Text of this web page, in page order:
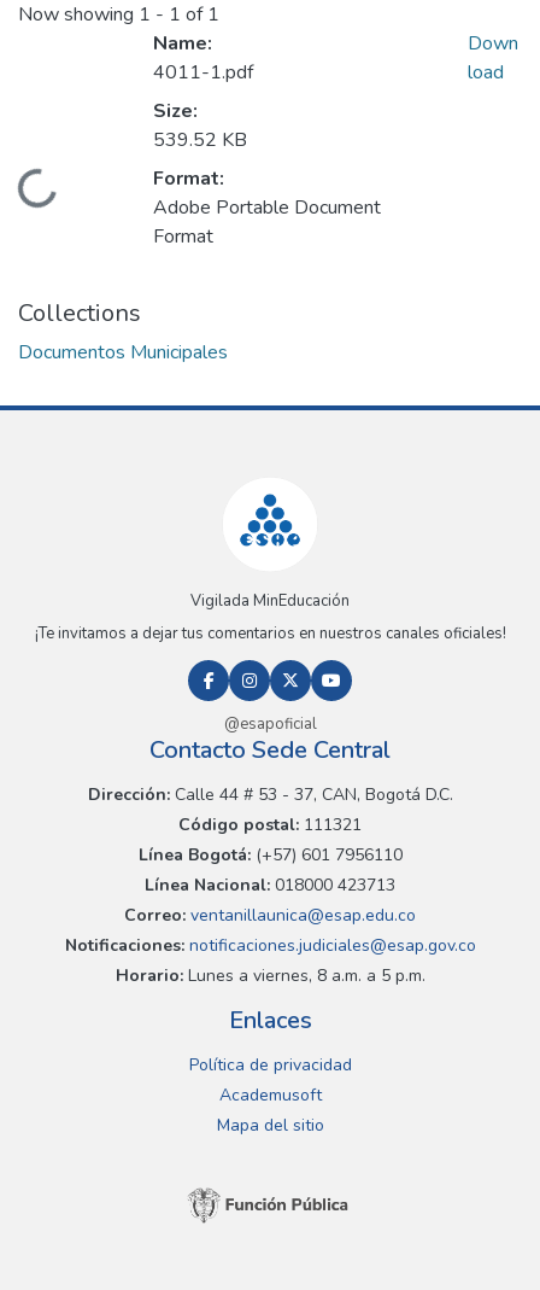
Now showing 1 - 1 of 1
Loading...
Name:
4011-1.pdf
Size:
539.52 KB
Format:
Adobe Portable Document
Format
Down
load
Collections
Documentos Municipales
Vigilada MinEducación
¡Te invitamos a dejar tus comentarios en nuestros canales oficiales!
@esapoficial
Contacto Sede Central
Dirección:Calle 44 # 53 - 37, CAN, Bogotá D.C.
Código postal: 111321
Línea Bogotá:(+57) 601 7956110
Línea Nacional: 018000 423713
Correo: ventanillaunica@esap.edu.co
Notificaciones:notificaciones.judiciales@esap.gov.co
Horario:Lunes a viernes, 8 a.m. a 5 p.m.
Enlaces
Política de privacidad
Academusoft
Mapa del sitio